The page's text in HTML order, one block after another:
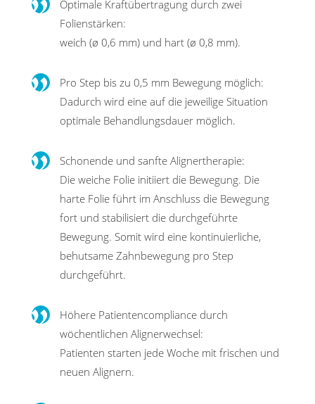
Optimale Kraftübertragung durch zwei
Folienstärken:
weich (ø 0,6 mm) und hart (ø 0,8 mm).
Pro Step bis zu 0,5 mm Bewegung möglich:
Dadurch wird eine auf die jeweilige Situation
optimale Behandlungsdauer möglich.
Schonende und sanfte Alignertherapie:
Die weiche Folie initiiert die Bewegung. Die
harte Folie führt im Anschluss die Bewegung
fort und stabilisiert die durch­geführte
Bewegung. Somit wird eine kontinuierliche,
behutsame Zahnbewegung pro Step
durchgeführt.
Höhere Patientencompliance durch
wöchentlichen Alignerwechsel:
Patienten starten jede Woche mit frischen und
neuen Alignern.